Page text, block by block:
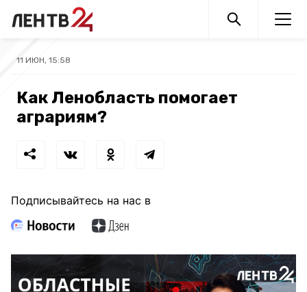
11 ИЮН, 15:58
Как Ленобласть помогает
аграриям?
Подписывайтесь на нас в